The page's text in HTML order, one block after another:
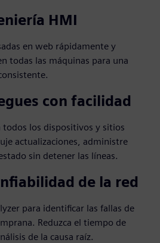
HMI
en web rápidamente y
todas las máquinas para una
con facilidad
todos los dispositivos y sitios
actualizaciones, administre
sin detener las líneas.
de la red
para identificar las fallas de
Reduzca el tiempo de
de la causa raíz.